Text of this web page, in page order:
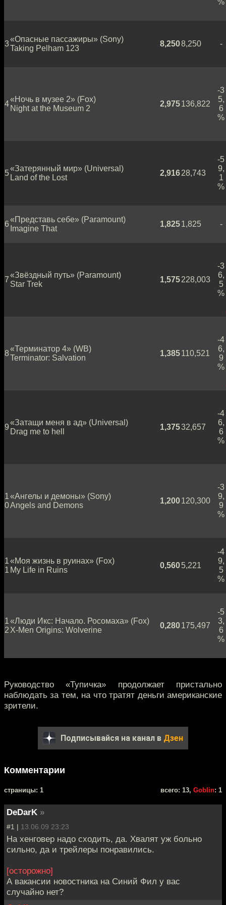
%
3
«Опасные пассажиры» (Sony)
Taking Pelham 123
8,2508,250 -
4
«Ночь в музее 2» (Fox)
Night at the Museum 2
2,975136,822
-3
5,
6
%
5
«Затерянный мир» (Universal)
Land of the Lost
2,91628,743
-5
9,
1
%
6
«Представь себе» (Paramount)
Imagine That
1,8251,825 -
7
«Звёздный путь» (Paramount)
Star Trek
1,575228,003
-3
6,
5
%
8
«Терминатор 4» (WB)
Terminator: Salvation
1,385110,521
-4
6,
9
%
9
«Затащи меня в ад» (Universal)
Drag me to hell
1,37532,657
-4
6,
6
%
1
0
«Ангелы и демоны» (Sony)
Angels and Demons
1,200120,300
-3
9,
9
%
1
1
«Моя жизнь в руинах» (Fox)
My Life in Ruins
0,5605,221
-4
9,
5
%
1
2
«Люди Икс: Начало. Росомаха» (Fox)
X-Men Origins: Wolverine
0,280175,497
-5
3,
6
%
Руководство «Тупичка» продолжает пристально
наблюдать за тем, на что тратят деньги американские
зрители.
Подписывайся на канал в Дзен
Комментарии
cтраницы: 1 всего: 13, Goblin: 1
DeDarK »
#1 | 13.06.09 23:23
На хенговер надо сходить, да. Хвалят уж больно
сильно, да и трейлеры понравились.
[осторожно]
А вакансии новостника на Синий Фил у вас
случайно нет?